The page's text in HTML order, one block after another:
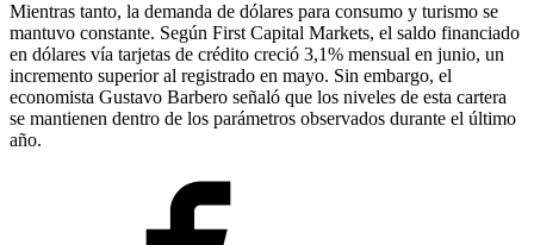
Mientras tanto, la demanda de dólares para consumo y turismo se
mantuvo constante. Según First Capital Markets, el saldo financiado
en dólares vía tarjetas de crédito creció 3,1% mensual en junio, un
incremento superior al registrado en mayo. Sin embargo, el
economista Gustavo Barbero señaló que los niveles de esta cartera
se mantienen dentro de los parámetros observados durante el último
año.